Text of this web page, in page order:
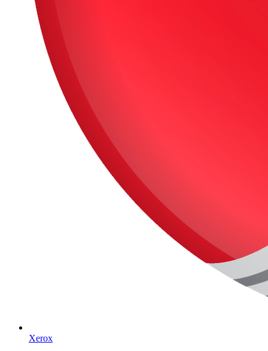
Xerox